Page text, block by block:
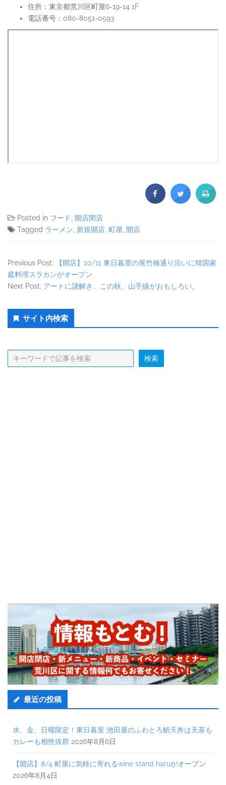
住所：東京都荒川区町屋6-19-14 1F
電話番号：080-8051-0593
Posted in フード
開店閉店
Tagged ラーメン 新規開店 町屋 開店
Previous Post:
【開店】10/11 東日暮里の尾竹橋通り沿いに韓国家
庭料理スラカンがオープン
Next Post: アートに謎解き、この秋、山手線がおもしろい。
Secondary
Sidebar
サイト内検索
最近の投稿
水、金、日曜限定！東日暮里 池田屋のふわとろ鯖天丼は天茶も
カレーも相性抜群 2026年8月6日
【開店】8/4 町屋に気軽に寄れるwine stand haruがオープン
2026年8月4日